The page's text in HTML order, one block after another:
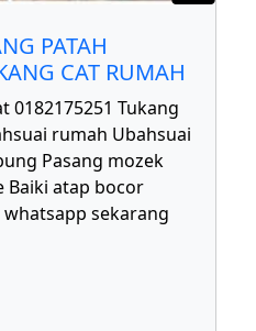
PATAH
CAT RUMAH
0182175251 Tukang
rumah Ubahsuai
Pasang mozek
Baiki atap bocor
sekarang